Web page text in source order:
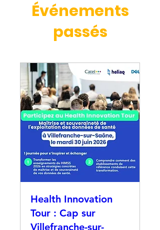
Événements
passés
Health Innovation
Tour : Cap sur
Villefranche-sur-